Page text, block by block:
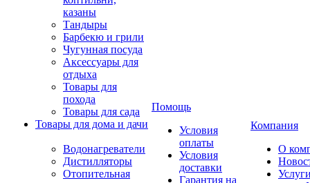
казаны
Тандыры
Барбекю и грили
Чугунная посуда
Аксессуары для
отдыха
Товары для
похода
Товары для сада
Товары для дома и дачи
Водонагреватели
Дистилляторы
Отопительная
Помощь
Условия
оплаты
Условия
доставки
Гарантия на
Компания
О